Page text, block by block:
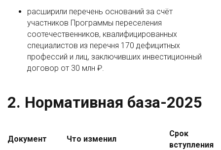
расширили перечень оснований за счёт
участников Программы переселения
соотечественников, квалифицированных
специалистов из перечня 170 дефицитных
профессий и лиц, заключивших инвестиционный
договор от 30 млн ₽.
2. Нормативная база-2025
Документ Что изменил
Срок
вступления